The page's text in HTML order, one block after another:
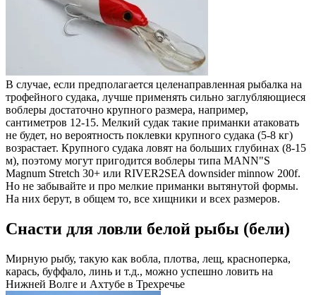
В случае, если предполагается целенаправленная рыбалка на
трофейного судака, лучше применять сильно заглубляющиеся
воблеры достаточно крупного размера, например,
сантиметров 12-15. Мелкий судак такие приманки атаковать
не будет, но вероятность поклевки крупного судака (5-8 кг)
возрастает. Крупного судака ловят на больших глубинах (8-15
м), поэтому могут пригодится воблеры типа MANN"S
Magnum Stretch 30+ или RIVER2SEA downsider minnow 200f.
Но не забывайте и про мелкие приманки вытянутой формы.
На них берут, в общем то, все хищники и всех размеров.
Снасти для ловли белой рыбы (бели)
Мирную рыбу, такую как вобла, плотва, лещ, красноперка,
карась, буффало, линь и т.д., можно успешно ловить на
Нижней Волге и Ахтубе в Трехречье